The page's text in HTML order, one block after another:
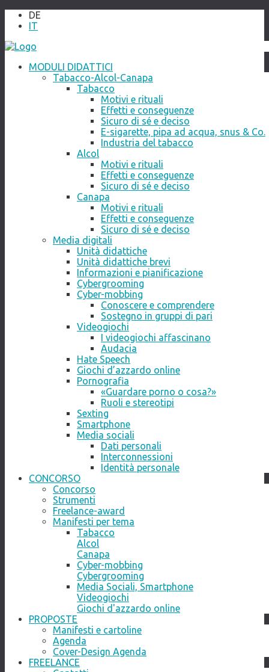
DE
IT
MODULI DIDATTICI
Tabacco-Alcol-Canapa
Tabacco
Motivi e rituali
Effetti e conseguenze
Sicuro di sé e deciso
E-sigarette, pipa ad acqua, snus & Co.
Industria del tabacco
Alcol
Motivi e rituali
Effetti e conseguenze
Sicuro di sé e deciso
Canapa
Motivi e rituali
Effetti e conseguenze
Sicuro di sé e deciso
Media digitali
Unità didattiche
Unità didattiche brevi
Informazioni e pianificazione
Cybergrooming
Cyber-mobbing
Conoscere e comprendere
Sostegno in gruppi di pari
Videogiochi
I videogiochi affascinano
Audacia
Hate Speech
Giochi d’azzardo online
Pornografia
«Guardare porno o cosa?»
Ruoli e stereotipi
Sexting
Smartphone
Media sociali
Dati personali
Interconnessioni
Identità personale
CONCORSO
Concorso
Strumenti
Freelance-award
Manifesti per tema
Tabacco
Alcol
Canapa
Cyber-mobbing
Cybergrooming
Media Sociali, Smartphone
Videogiochi
Giochi d'azzardo online
PROPOSTE
Manifesti e cartoline
Agenda
Cover-Design Agenda
FREELANCE